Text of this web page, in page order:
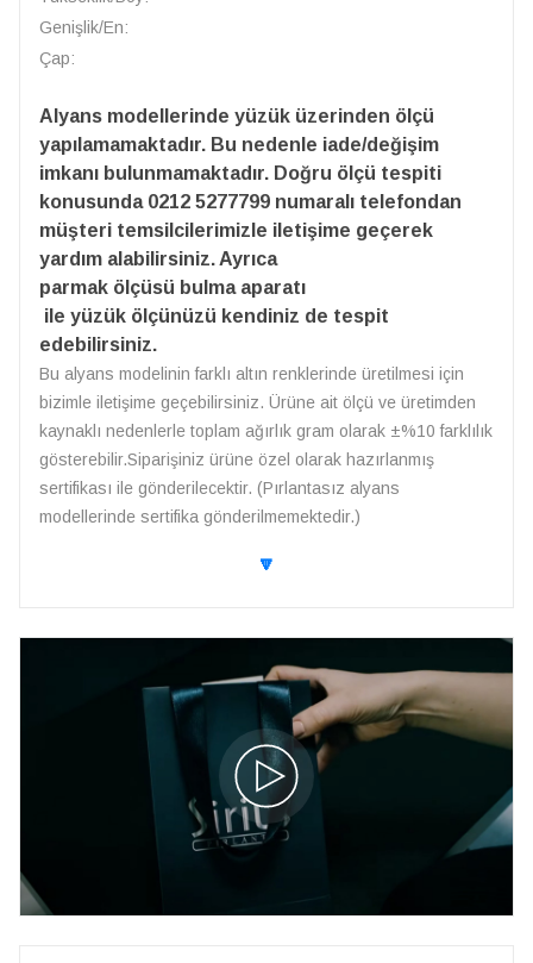
Genişlik/En:
Çap:
Alyans modellerinde yüzük üzerinden ölçü
yapılamamaktadır. Bu nedenle iade/değişim
imkanı bulunmamaktadır. Doğru ölçü tespiti
konusunda 0212 5277799 numaralı telefondan
müşteri temsilcilerimizle iletişime geçerek
yardım alabilirsiniz. Ayrıca
parmak ölçüsü bulma aparatı
ile yüzük ölçünüzü kendiniz de tespit
edebilirsiniz.
Bu alyans modelinin farklı altın renklerinde üretilmesi için
bizimle iletişime geçebilirsiniz. Ürüne ait ölçü ve üretimden
kaynaklı nedenlerle toplam ağırlık gram olarak ±%10 farklılık
gösterebilir.Siparişiniz ürüne özel olarak hazırlanmış
sertifikası ile gönderilecektir. (Pırlantasız alyans
modellerinde sertifika gönderilmemektedir.)
🔽